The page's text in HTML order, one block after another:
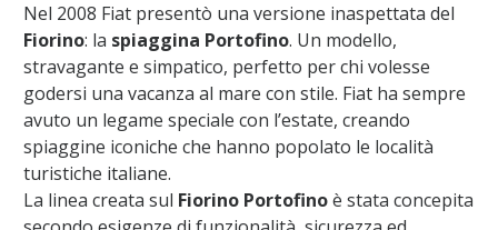
Nel 2008 Fiat presentò una versione inaspettata del
Fiorino: la spiaggina Portofino. Un modello,
stravagante e simpatico, perfetto per chi volesse
godersi una vacanza al mare con stile. Fiat ha sempre
avuto un legame speciale con l’estate, creando
spiaggine iconiche che hanno popolato le località
turistiche italiane.
La linea creata sul Fiorino Portofinoè stata concepita